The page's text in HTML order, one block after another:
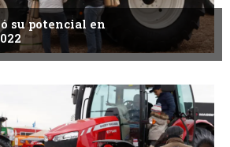
su potencial en